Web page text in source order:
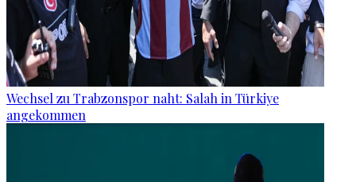
Wechsel zu Trabzonspor naht: Salah in Türkiye
angekommen